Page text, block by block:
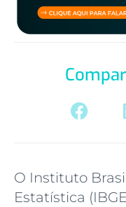
O Instituto
Estatística